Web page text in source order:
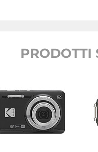
PRODOTTI